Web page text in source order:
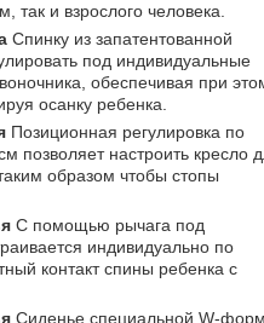
так и взрослого человека.
Спинку из запатентованной
под индивидуальные
обеспечивая при
осанку ребенка.
Позиционная регулировка по
позволяет настроить кресло
образом чтобы стопы
С помощью рычага под
индивидуально по
контакт спины ребенка с
Сиденье специальной W-